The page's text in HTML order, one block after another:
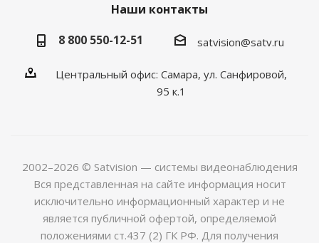
Наши контакты
8 800 550-12-51
satvision@satv.ru
Центральный офис: Самара, ул. Санфировой,
95 к.1
2002–2026 © Satvision — системы видеонаблюдения
Вся представленная на сайте информация носит
исключительно информационный характер и не
является публичной офертой, определяемой
положениями ст.437 (2) ГК РФ. Для получения